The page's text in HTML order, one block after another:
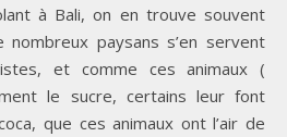
à Bali, on en trouve souvent
paysans s’en servent
et comme ces animaux (
le sucre, certains leur font
que ces animaux ont l’air de